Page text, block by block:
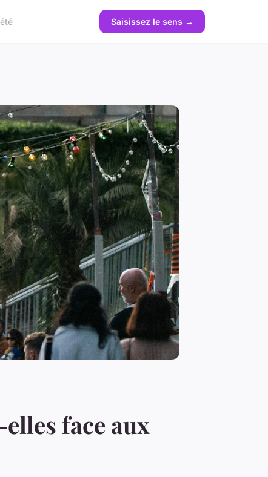
Saisissez le sens →
face aux